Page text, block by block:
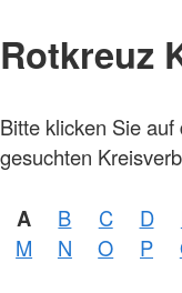
Rotkreuz
Bitte klicken Sie
gesuchten
A B C D
M
N O P